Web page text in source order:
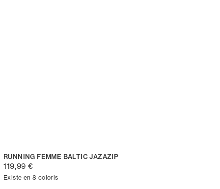
RUNNING FEMME BALTIC JAZAZIP
119,99 €
Existe en 8 coloris